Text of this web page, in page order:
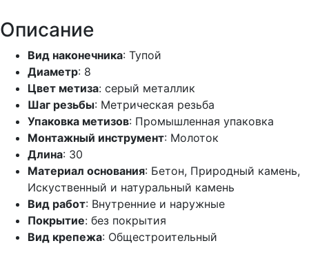
Описание
Вид наконечника: Тупой
Диаметр: 8
Цвет метиза: серый металлик
Шаг резьбы: Метрическая резьба
Упаковка метизов: Промышленная упаковка
Монтажный инструмент: Молоток
Длина: 30
Материал основания: Бетон, Природный камень,
Искуственный и натуральный камень
Вид работ: Внутренние и наружные
Покрытие: без покрытия
Вид крепежа: Общестроительный